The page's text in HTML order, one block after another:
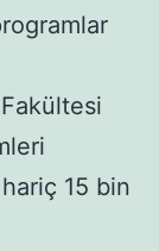
Fakültesi
15 bin